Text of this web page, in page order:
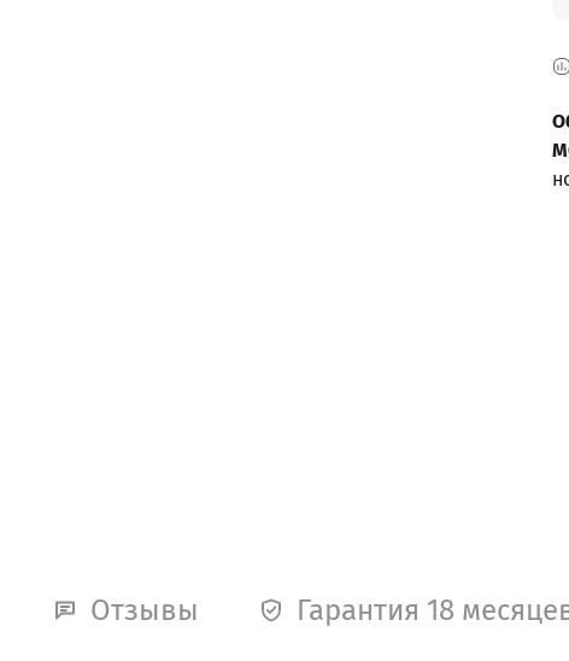
Отзывы Гарантия 18